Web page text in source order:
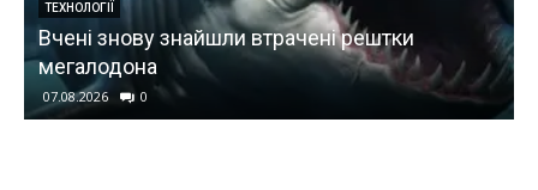
ТЕХНОЛОГІЇ
Вчені знову знайшли втрачені рештки
мегалодона
07.08.2026 0